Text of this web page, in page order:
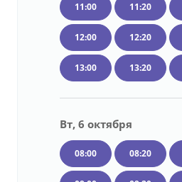
11:00 11:20
12:00 12:20
13:00 13:20
Вт, 6 октября
08:00 08:20